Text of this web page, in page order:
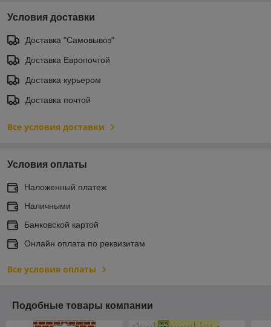
Условия доставки
Доставка "Самовывоз"
Доставка Европочтой
Доставка курьером
Доставка почтой
Все условия доставки
Условия оплаты
Наложенный платеж
Наличными
Банковской картой
Онлайн оплата по реквизитам
Все условия оплаты
Подобные товары компании